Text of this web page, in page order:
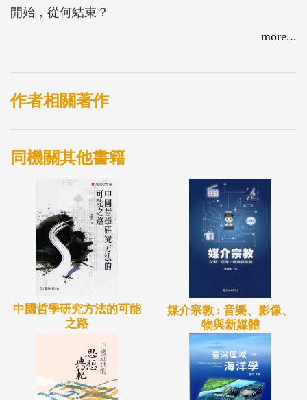
開始，從何結束？
為了探討這些問題，哲學家暨神經科學家格奧爾格．
的意識，我們可以開發模型來了解活躍的健康民眾如
何呈現其意識。透過思覺失調症這類具有身分認同障
本書以綜合的方式來理解自我、意識，以及所謂的健
康心智，從神經科學的角度提出了關於哲學問題的看
法。讀者會發現：基於科學的人類狀態檢測對心理
學、醫學、日常生活，以及其他方面都有深遠的影
more...
作者相關著作
同機關其他書籍
中國哲學研究方法的可能
之路
媒介宗教 : 音樂、影像、
物與新媒體